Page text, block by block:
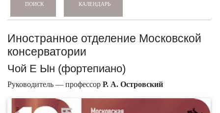
ПОИСК КАЛЕНДАРЬ
Иностранное отделение Московской
консерватории
Чой Е Ын (фортепиано)
Руководитель — профессор Р. А. Островский